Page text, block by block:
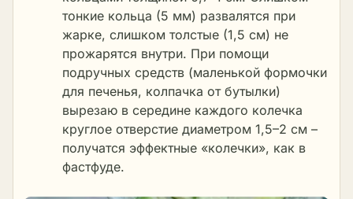
тонкие кольца (5 мм) развалятся при
жарке, слишком толстые (1,5 см) не
прожарятся внутри. При помощи
подручных средств (маленькой формочки
для печенья, колпачка от бутылки)
вырезаю в середине каждого колечка
круглое отверстие диаметром 1,5–2 см –
получатся эффектные «колечки», как в
фастфуде.